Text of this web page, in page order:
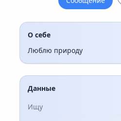
О себе
Люблю природу
Данные
Ищу